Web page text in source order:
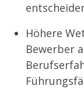
Höhere
Bewerber